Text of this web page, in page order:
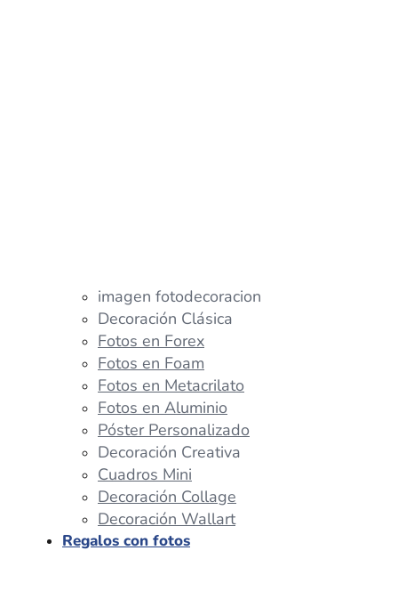
imagen fotodecoracion
Decoración Clásica
Fotos en Forex
Fotos en Foam
Fotos en Metacrilato
Fotos en Aluminio
Póster Personalizado
Decoración Creativa
Cuadros Mini
Decoración Collage
Decoración Wallart
Regalos con fotos